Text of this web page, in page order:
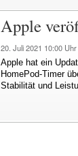
Apple
20. Juli 2021 10:00 Uhr
Apple hat ein
HomePod-Timer
Stabilität und